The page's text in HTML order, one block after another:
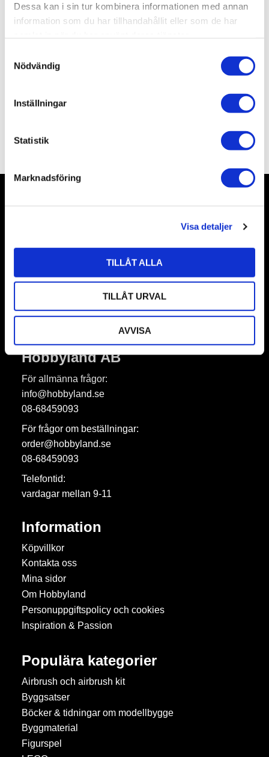
Dessa kan i sin tur kombinera informationen med annan
information som du har tillhandahållit eller som de har
Nödvändig
Inställningar
Statistik
Marknadsföring
Visa detaljer
TILLÅT ALLA
TILLÅT URVAL
AVVISA
Allmänt
Omdömen
Dina personuppgifter behandlas i enlighet med vår
Hobbyland AB
För allmänna frågor:
info@hobbyland.se
08-68459093
För frågor om beställningar:
order@hobbyland.se
08-68459093
Telefontid:
vardagar mellan 9-11
Information
Köpvillkor
Kontakta oss
Mina sidor
Om Hobbyland
Personuppgiftspolicy och cookies
Inspiration & Passion
Populära kategorier
Airbrush och airbrush kit
Byggsatser
Böcker & tidningar om modellbygge
Byggmaterial
Figurspel